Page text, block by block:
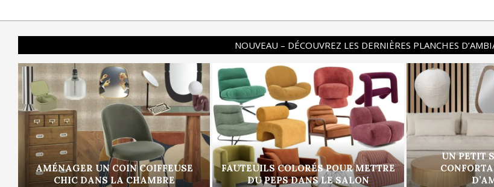
NOUVEAU – DÉCOUVREZ LES DERNIÈRES PLANCHES
AMÉNAGER UN COIN COIFFEUSE
CHIC DANS LA CHAMBRE
FAUTEUILS COLORÉS POUR METTRE
DU PEPS DANS LE SALON
UN PETIT